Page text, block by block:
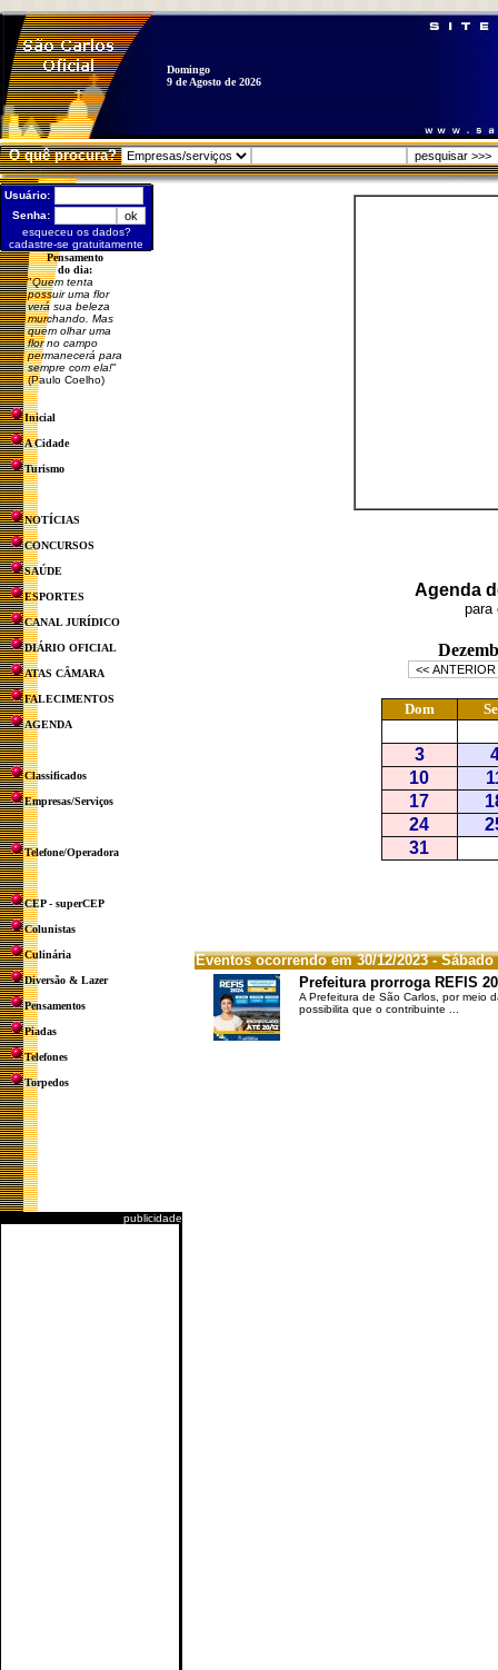
Domingo
9 de Agosto de 2026
O quê procura?
Usuário:
Senha:
esqueceu os dados?
cadastre-se gratuitamente
Pensamento
do dia:
"Quem tenta
possuir uma flor
verá sua beleza
murchando. Mas
quem olhar uma
flor no campo
permanecerá para
sempre com ela!"
(Paulo Coelho)
Inicial
A Cidade
Turismo
NOTÍCIAS
CONCURSOS
SAÚDE
ESPORTES
CANAL JURÍDICO
DIÁRIO OFICIAL
ATAS CÂMARA
FALECIMENTOS
AGENDA
Classificados
Empresas/Serviços
Telefone/Operadora
CEP - superCEP
Colunistas
Culinária
Diversão & Lazer
Pensamentos
Piadas
Telefones
Torpedos
publicidade
Agenda
para
Eventos ocorrendo em 30/12/2023 - Sábado
Prefeitura prorroga REFIS
A Prefeitura de São Carlos, por meio
possibilita que o contribuinte ...